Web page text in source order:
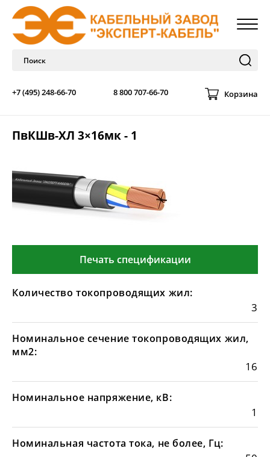
+7 (495) 248-66-70 8 800 707-66-70 Корзина
ПвКШв-ХЛ 3×16мк - 1
Печать спецификации
Количество токопроводящих жил:
3
Номинальное сечение токопроводящих жил,
мм2:
16
Номинальное напряжение, кВ:
1
Номинальная частота тока, не более, Гц: